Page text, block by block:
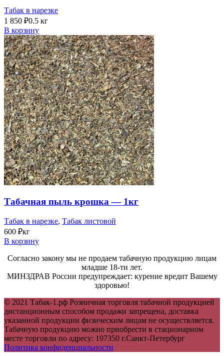
Табак в нарезке
1 850 ₽0.5 кг
В корзину
Табачная пыль крошка — 1кг
Табак в нарезке, Табак листовой
600 ₽кг
В корзину
Согласно закону мы не продаем табачную продукцию лицам
младше 18-ти лет.
МИНЗДРАВ России предупреждает: курение вредит Вашему
здоровью!
© 2021 Табак-1.рф Розничная торговля табачной продукцией
дистанционным способом продажи запрещена, доставка
указанной продукции физическим лицам не осуществляется.
Табачную продукцию можно приобрести в стационарном
месте торговли по адресу: 197350 г.Санкт-Петербург
Политика конфиденциальности